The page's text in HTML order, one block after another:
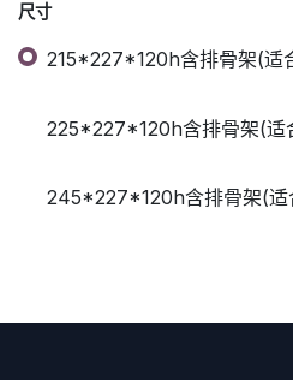
尺寸
215*227*120h含排骨架(适
225*227*120h含排骨架(适
245*227*120h含排骨架(适